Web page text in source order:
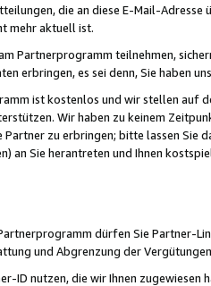
die an diese E-Mail-
mehr aktuell ist.
Partnerprogramm teilnehmen,
erbringen, es sei denn, Sie haben
ist kostenlos und wir stellen auf
Wir haben zu keinem
zu erbringen; bitte lassen Sie
an Sie herantreten und Ihnen
dürfen Sie Partner-
und Abgrenzung der
ID nutzen, die wir Ihnen zugewiesen